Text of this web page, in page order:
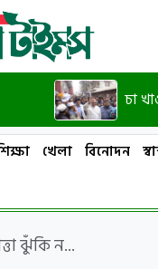
চা খাওয়ার
খেলা বিনোদন
ঝুঁকি ন...